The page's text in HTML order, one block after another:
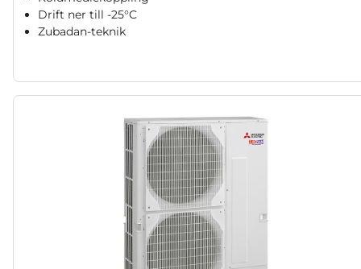
Drift ner till -25°C
Zubadan-teknik